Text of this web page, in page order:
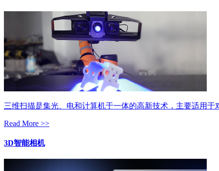
三维扫描是集光、电和计算机于一体的高新技术，主要适用
Read More >>
3D智能相机